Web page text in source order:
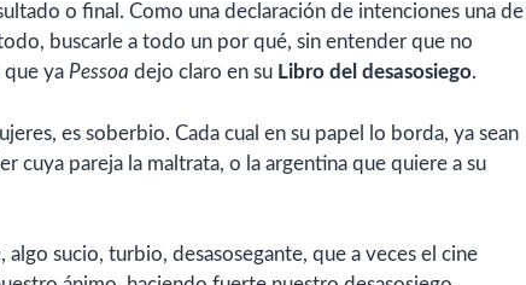
o final. Como una declaración de intenciones una de
buscarle a todo un por qué, sin entender que no
ya Pessoa dejo claro en su Libro del desasosiego.
es soberbio. Cada cual en su papel lo borda, ya sean
cuya pareja la maltrata, o la argentina que quiere a su
algo sucio, turbio, desasosegante, que a veces el cine